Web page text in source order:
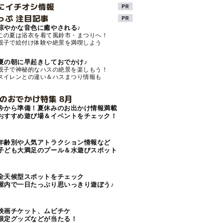
イチオシ情報
ぷ 注目記事
やかな音色に癒やされる♪
の夏は浴衣を着て風鈴市・まつりへ！
子で絵付け体験や絶景を満喫しよう
の朝に早起きしておでかけ♪
子で神秘的なハスの絶景を楽しもう！
イレンとの違い＆ハスまつり情報も
おでかけ特集 8月
から準備！夏休みのお出かけ情報満載
すすめ遊び場＆イベントをチェック！
齢別や人気アトラクション情報など
ども大満足のプール＆水遊びスポット
天候型スポットをチェック
内で一日たっぷり思いっきり遊ぼう♪
画チケット、ムビチケ
定グッズなどが当たる！